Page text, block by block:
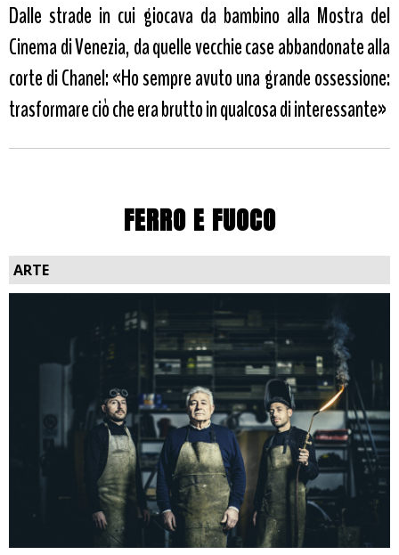
Dalle strade in cui giocava da bambino alla Mostra del
Cinema di Venezia, da quelle vecchie case abbandonate alla
corte di Chanel: «Ho sempre avuto una grande ossessione:
trasformare ciò che era brutto in qualcosa di interessante»
FERRO E FUOCO
ARTE